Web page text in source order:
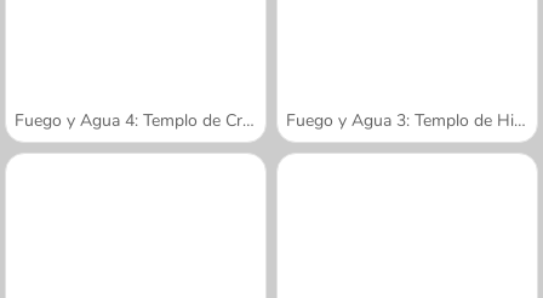
Fuego y Agua 4: Templo de Cristal Fuego y Agua 3: Templo de Hielo